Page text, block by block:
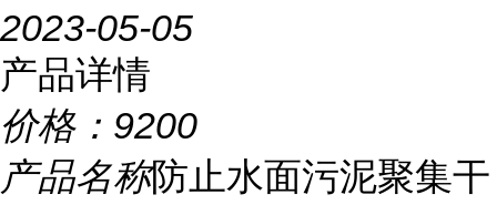
2023-05-05
产品详情
价格： 9200
产品名称防止水面污泥聚集干